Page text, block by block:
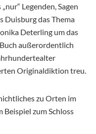
Legenden, Sagen
Duisburg das Thema
Deterling um das
außerordentlich
Originaldiktion treu.
zu Orten im
Beispiel zum Schloss